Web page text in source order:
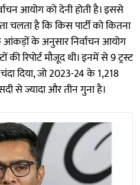
आयोग को देनी होती है। इससे
चलता है कि किस पार्टी को कितना
के अनुसार निर्वाचन आयोग
रिपोर्ट मौजूद थी। इनमें से 9 ट्रस्ट
दिया, जो 2023-24 के 1,218
से ज्यादा और तीन गुना है।